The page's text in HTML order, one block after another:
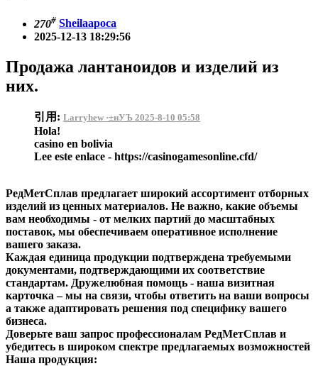
270# Sheilaapoca
2025-12-13 18:29:56
Продажа лантаноидов и изделий из
них.
引用: Larryhew ·±нУЪ 2025-8-10 05:58
Hola!
casino en bolivia
Lee este enlace - https://casinogamesonline.cfd/
РедМетСплав предлагает широкий ассортимент отборных
изделий из ценных материалов. Не важно, какие объемы
вам необходимы - от мелких партий до масштабных
поставок, мы обеспечиваем оперативное исполнение
вашего заказа.
Каждая единица продукции подтверждена требуемыми
документами, подтверждающими их соответствие
стандартам. Дружелюбная помощь - наша визитная
карточка – мы на связи, чтобы ответить на ваши вопросы
а также адаптировать решения под специфику вашего
бизнеса.
Доверьте ваш запрос профессионалам РедМетСплав и
убедитесь в широком спектре предлагаемых возможностей
Наша продукция: